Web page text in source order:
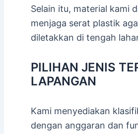
Selain itu, material kami
menjaga serat plastik
diletakkan di tengah
PILIHAN JENIS
LAPANGAN
Kami menyediakan
dengan anggaran dan